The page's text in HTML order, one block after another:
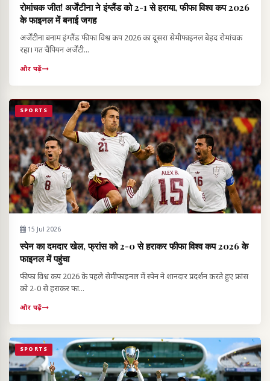
रोमांचक जीत! अर्जेंटीना ने इंग्लैंड को 2-1 से हराया, फीफा विश्व कप 2026
के फाइनल में बनाई जगह
अर्जेंटीना बनाम इंग्लैंड फीफा विश्व कप 2026 का दूसरा सेमीफाइनल बेहद रोमांचक
रहा। गत चैंपियन अर्जेंटी...
और पढ़ें
SPORTS
15 Jul 2026
स्पेन का दमदार खेल, फ्रांस को 2-0 से हराकर फीफा विश्व कप 2026 के
फाइनल में पहुंचा
फीफा विश्व कप 2026 के पहले सेमीफाइनल में स्पेन ने शानदार प्रदर्शन करते हुए फ्रांस
को 2-0 से हराकर फा...
और पढ़ें
SPORTS